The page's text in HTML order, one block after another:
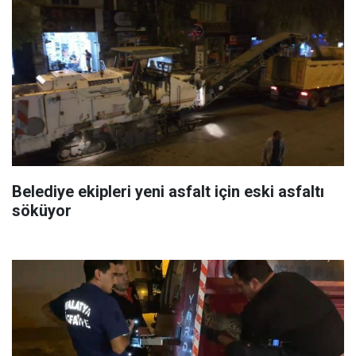
Belediye ekipleri yeni asfalt için eski asfaltı
söküyor